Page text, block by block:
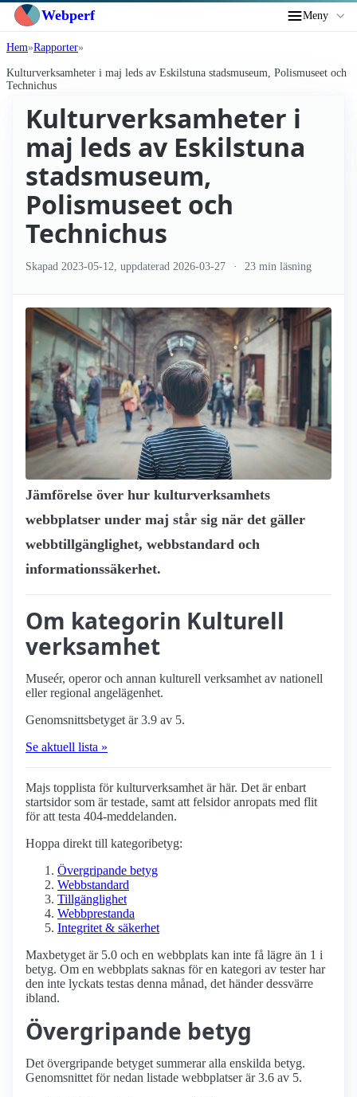
Webperf Meny
Hem Rapporter
Kultur­verksamheter i maj leds av Eskilstuna stadsmuseum, Polismuseet och
Technichus
Kultur­verksamheter i
maj leds av Eskilstuna
stadsmuseum,
Polismuseet och
Technichus
Skapad 2023-05-12 , uppdaterad 2026-03-27 23 min läsning
Jämförelse över hur kultur­verksamhets
webbplatser under maj står sig när det gäller
webbtillgänglighet, webbstandard och
informationssäkerhet.
Om kategorin Kulturell
verksamhet
Museér, operor och annan kulturell verksamhet av nationell
eller regional angelägenhet.
Genomsnittsbetyget är 3.9 av 5.
Se aktuell lista »
Majs topplista för kultur­verksamhet är här. Det är enbart
startsidor som är testade, samt att felsidor anropats med flit
för att testa 404-meddelanden.
Hoppa direkt till kategoribetyg:
Övergripande betyg
Webbstandard
Tillgänglighet
Webbprestanda
Integritet & säkerhet
Maxbetyget är 5.0 och en webbplats kan inte få lägre än 1 i
betyg. Om en webbplats saknas för en kategori av tester har
den inte lyckats testas denna månad, det händer dessvärre
ibland.
Övergripande betyg
Det övergripande betyget summerar alla enskilda betyg.
Genomsnittet för nedan listade webbplatser är 3.6 av 5.